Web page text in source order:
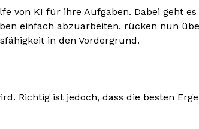
von KI für ihre Aufgaben. Dabei geht
einfach abzuarbeiten, rücken nun
in den Vordergrund.
Richtig ist jedoch, dass die besten